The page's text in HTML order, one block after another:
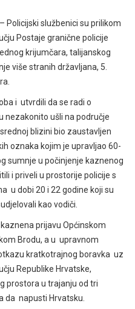
Policijski službenici su prilikom
Postaje granične policije
krijumčara, talijanskog
više stranih državljana, 5.
i utvrdili da se radi o
nezakonito ušli na područje
blizini bio zaustavljen
oznaka kojim je upravljao 60-
sumnje u počinjenje kaznenog
i priveli u prostorije policije s
u dobi 20 i 22 godine koji su
kao vodiči.
prijavu Općinskom
Brodu, a u upravnom
kratkotrajnog boravka uz
Republike Hrvatske,
prostora u trajanju od tri
da napusti Hrvatsku.